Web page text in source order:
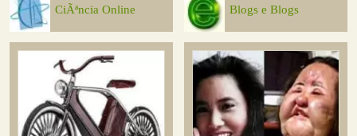
CiÃªncia Online Blogs e Blogs